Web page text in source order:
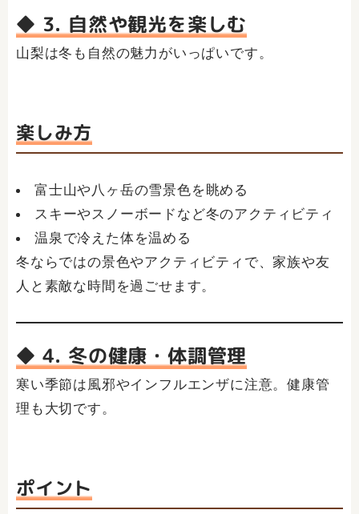
◆ 3. 自然や観光を楽しむ
山梨は冬も自然の魅力がいっぱいです。
楽しみ方
富士山や八ヶ岳の雪景色を眺める
スキーやスノーボードなど冬のアクティビティ
温泉で冷えた体を温める
冬ならではの景色やアクティビティで、家族や友
人と素敵な時間を過ごせます。
◆ 4. 冬の健康・体調管理
寒い季節は風邪やインフルエンザに注意。健康管
理も大切です。
ポイント